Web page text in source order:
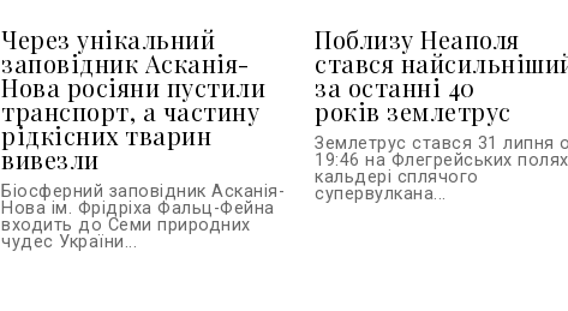
Через унікальний
заповідник Асканія-
Нова росіяни пустили
транспорт, а частину
рідкісних тварин
вивезли
Біосферний заповідник Асканія-
Нова ім. Фрідріха Фальц-Фейна
входить до Семи природних
чудес України...
Поблизу Неаполя
стався
за останні 40
років землетрус
Землетрус стався 31 липня о
19:46 на Флегрейських
кальдері сплячого
супервулкана...